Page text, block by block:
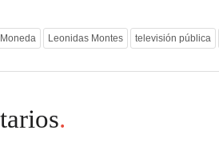
Leonidas Montes televisión pública
.